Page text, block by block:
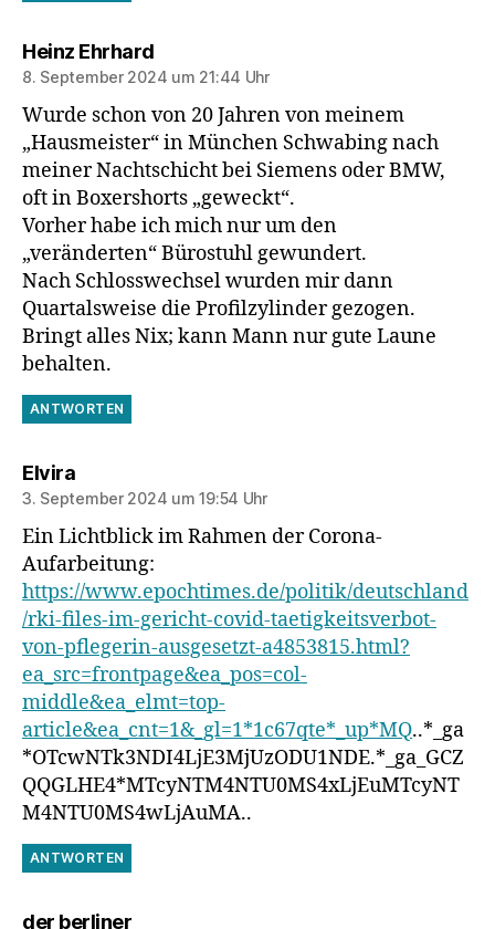
Heinz Ehrhardsagt:
8. September 2024 um 21:44 Uhr
Wurde schon von 20 Jahren von meinem
„Hausmeister“ in München Schwabing nach
meiner Nachtschicht bei Siemens oder BMW,
oft in Boxershorts „geweckt“.
Vorher habe ich mich nur um den
„veränderten“ Bürostuhl gewundert.
Nach Schlosswechsel wurden mir dann
Quartalsweise die Profilzylinder gezogen.
Bringt alles Nix; kann Mann nur gute Laune
behalten.
ANTWORTEN
Elvirasagt:
3. September 2024 um 19:54 Uhr
Ein Lichtblick im Rahmen der Corona-
Aufarbeitung:
https://www.epochtimes.de/politik/deutschland
/rki-files-im-gericht-covid-taetigkeitsverbot-
von-pflegerin-ausgesetzt-a4853815.html?
ea_src=frontpage&ea_pos=col-
middle&ea_elmt=top-
article&ea_cnt=1&_gl=1*1c67qte*_up*MQ..*_ga
*OTcwNTk3NDI4LjE3MjUzODU1NDE.*_ga_GCZ
QQGLHE4*MTcyNTM4NTU0MS4xLjEuMTcyNT
M4NTU0MS4wLjAuMA..
ANTWORTEN
der berlinersagt: